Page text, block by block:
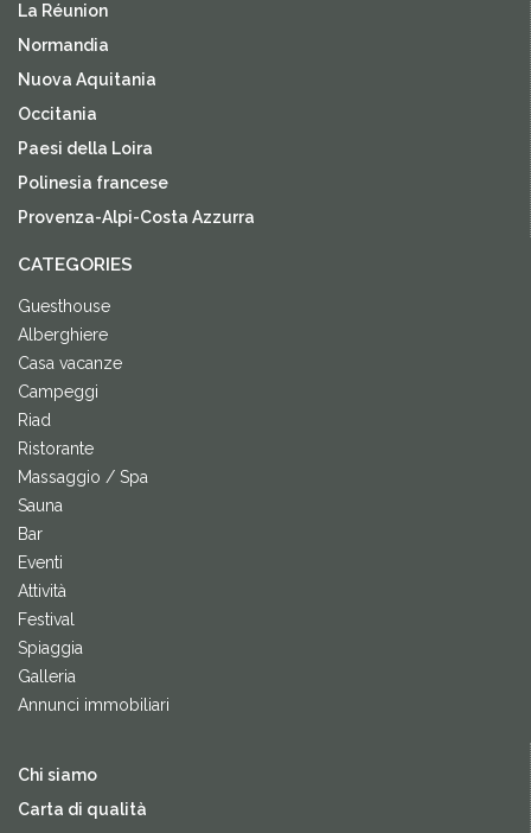
La Réunion
Normandia
Nuova Aquitania
Occitania
Paesi della Loira
Polinesia francese
Provenza-Alpi-Costa Azzurra
CATEGORIES
Guesthouse
Alberghiere
Casa vacanze
Campeggi
Riad
Ristorante
Massaggio / Spa
Sauna
Bar
Eventi
Attività
Festival
Spiaggia
Galleria
Annunci immobiliari
Chi siamo
Carta di qualità